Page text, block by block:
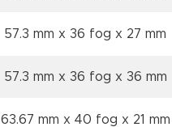
57.3 mm x 36 fog x 27 mm
57.3 mm x 36 fog x 36 mm
63.67 mm x 40 fog x 21 mm